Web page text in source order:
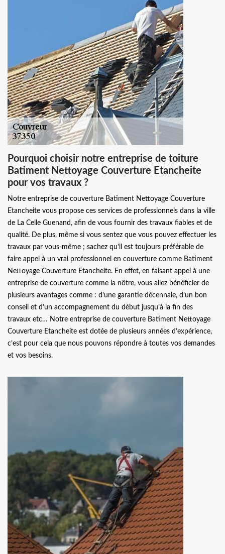
Pourquoi choisir notre entreprise de toiture
Batiment Nettoyage Couverture Etancheite
pour vos travaux ?
Notre entreprise de couverture Batiment Nettoyage Couverture
Etancheite vous propose ces services de professionnels dans la ville
de La Celle Guenand, afin de vous fournir des travaux fiables et de
qualité. De plus, même si vous sentez que vous pouvez effectuer les
travaux par vous-même ; sachez qu’il est toujours préférable de
faire appel à un vrai professionnel en couverture comme Batiment
Nettoyage Couverture Etancheite. En effet, en faisant appel à une
entreprise de couverture comme la nôtre, vous allez bénéficier de
plusieurs avantages comme : d’une garantie décennale, d’un bon
conseil et d’un accompagnement du début jusqu’à la fin des
travaux etc… Notre entreprise de couverture Batiment Nettoyage
Couverture Etancheite est dotée de plusieurs années d’expérience,
c’est pour cela que nous pouvons répondre à toutes vos demandes
et vos besoins.